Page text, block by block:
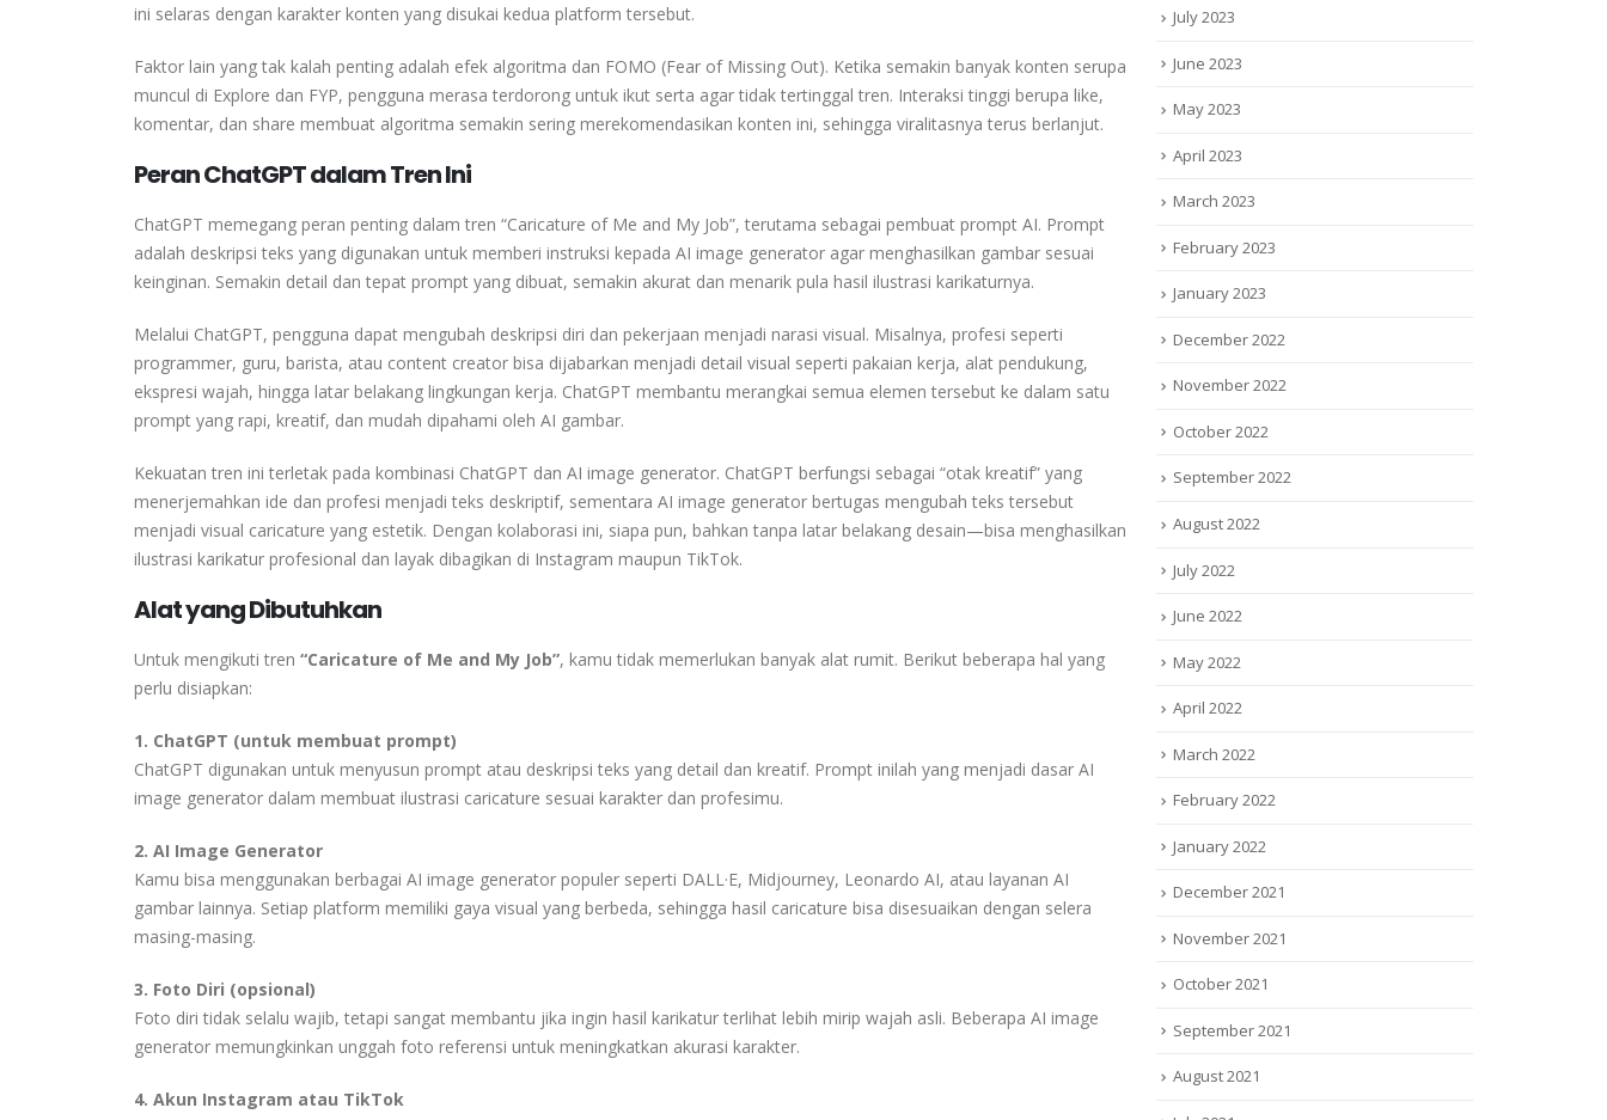
ini selaras dengan karakter konten yang disukai kedua platform tersebut.
Faktor lain yang tak kalah penting adalah efek algoritma dan FOMO (Fear of Missing Out). Ketika semakin banyak konten serupa
muncul di Explore dan FYP, pengguna merasa terdorong untuk ikut serta agar tidak tertinggal tren. Interaksi tinggi berupa like,
komentar, dan share membuat algoritma semakin sering merekomendasikan konten ini, sehingga viralitasnya terus berlanjut.
Peran ChatGPT dalam Tren Ini
ChatGPT memegang peran penting dalam tren “Caricature of Me and My Job”, terutama sebagai pembuat prompt AI. Prompt
adalah deskripsi teks yang digunakan untuk memberi instruksi kepada AI image generator agar menghasilkan gambar sesuai
keinginan. Semakin detail dan tepat prompt yang dibuat, semakin akurat dan menarik pula hasil ilustrasi karikaturnya.
Melalui ChatGPT, pengguna dapat mengubah deskripsi diri dan pekerjaan menjadi narasi visual. Misalnya, profesi seperti
programmer, guru, barista, atau content creator bisa dijabarkan menjadi detail visual seperti pakaian kerja, alat pendukung,
ekspresi wajah, hingga latar belakang lingkungan kerja. ChatGPT membantu merangkai semua elemen tersebut ke dalam satu
prompt yang rapi, kreatif, dan mudah dipahami oleh AI gambar.
Kekuatan tren ini terletak pada kombinasi ChatGPT dan AI image generator. ChatGPT berfungsi sebagai “otak kreatif” yang
menerjemahkan ide dan profesi menjadi teks deskriptif, sementara AI image generator bertugas mengubah teks tersebut
menjadi visual caricature yang estetik. Dengan kolaborasi ini, siapa pun, bahkan tanpa latar belakang desain—bisa menghasilkan
ilustrasi karikatur profesional dan layak dibagikan di Instagram maupun TikTok.
Alat yang Dibutuhkan
Untuk mengikuti tren “Caricature of Me and My Job”, kamu tidak memerlukan banyak alat rumit. Berikut beberapa hal yang
perlu disiapkan:
1. ChatGPT (untuk membuat prompt)
ChatGPT digunakan untuk menyusun prompt atau deskripsi teks yang detail dan kreatif. Prompt inilah yang menjadi dasar AI
image generator dalam membuat ilustrasi caricature sesuai karakter dan profesimu.
2. AI Image Generator
Kamu bisa menggunakan berbagai AI image generator populer seperti DALL·E, Midjourney, Leonardo AI, atau layanan AI
gambar lainnya. Setiap platform memiliki gaya visual yang berbeda, sehingga hasil caricature bisa disesuaikan dengan selera
masing-masing.
3. Foto Diri (opsional)
Foto diri tidak selalu wajib, tetapi sangat membantu jika ingin hasil karikatur terlihat lebih mirip wajah asli. Beberapa AI image
generator memungkinkan unggah foto referensi untuk meningkatkan akurasi karakter.
4. Akun Instagram atau TikTok
July 2023
June 2023
May 2023
April 2023
March 2023
February 2023
January 2023
December 2022
November 2022
October 2022
September 2022
August 2022
July 2022
June 2022
May 2022
April 2022
March 2022
February 2022
January 2022
December 2021
November 2021
October 2021
September 2021
August 2021